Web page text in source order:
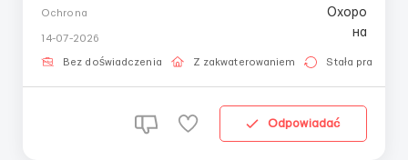
Ochrona
14-07-2026
Bez doświadczenia Z zakwaterowaniem Stała praca
Odpowiadać